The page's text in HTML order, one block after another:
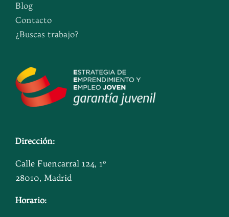
Blog
Contacto
¿Buscas trabajo?
Dirección:
Calle Fuencarral 124, 1º
28010, Madrid
Horario: